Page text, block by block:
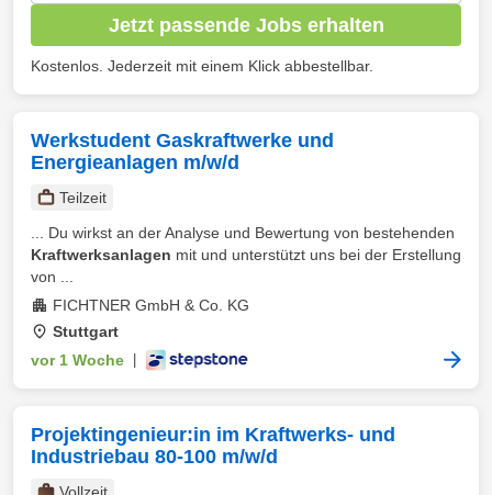
Jetzt passende Jobs erhalten
Kostenlos. Jederzeit mit einem Klick abbestellbar.
Werkstudent Gaskraftwerke und
Energieanlagen m/w/d
Teilzeit
... Du wirkst an der Analyse und Bewertung von bestehenden
Kraftwerksanlagen mit und unterstützt uns bei der Erstellung
von ...
FICHTNER GmbH & Co. KG
Stuttgart
vor 1 Woche
Projektingenieur:in im Kraftwerks- und
Industriebau 80-100 m/w/d